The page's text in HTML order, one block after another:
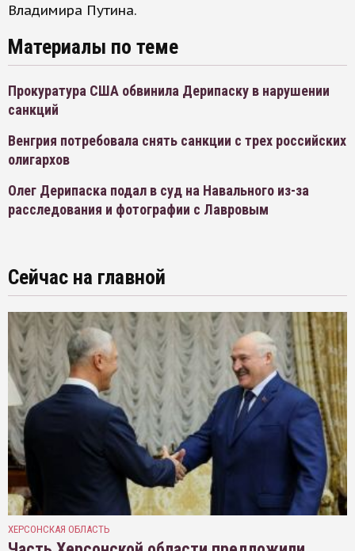
Владимира Путина.
Материалы по теме
Прокуратура США обвинила Дерипаску в нарушении
санкций
Венгрия потребовала снять санкции с трех российских
олигархов
Олег Дерипаска подал в суд на Навального из-за
расследования и фотографии с Лавровым
Сейчас на главной
ХЕРСОНСКАЯ ОБЛАСТЬ